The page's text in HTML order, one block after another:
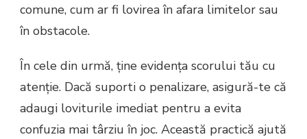
comune, cum ar fi lovirea în afara limitelor sau
în obstacole.
În cele din urmă, ține evidența scorului tău cu
atenție. Dacă suporti o penalizare, asigură-te că
adaugi loviturile imediat pentru a evita
confuzia mai târziu în joc. Această practică ajută